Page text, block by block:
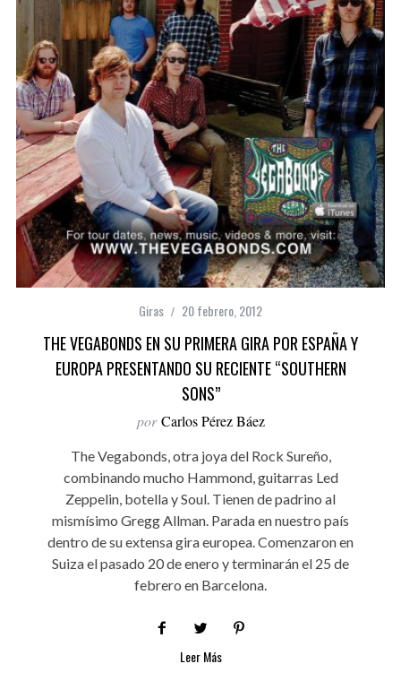
Giras 20 febrero, 2012
THE VEGABONDS EN SU PRIMERA GIRA POR ESPAÑA Y
EUROPA PRESENTANDO SU RECIENTE “SOUTHERN
SONS”
por Carlos Pérez Báez
The Vegabonds, otra joya del Rock Sureño,
combinando mucho Hammond, guitarras Led
Zeppelin, botella y Soul. Tienen de padrino al
mismísimo Gregg Allman. Parada en nuestro país
dentro de su extensa gira europea. Comenzaron en
Suiza el pasado 20 de enero y terminarán el 25 de
febrero en Barcelona.
Leer Más